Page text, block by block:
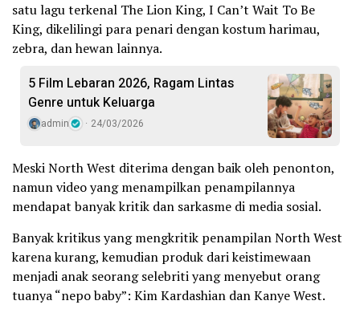
satu lagu terkenal The Lion King, I Can’t Wait To Be
King, dikelilingi para penari dengan kostum harimau,
zebra, dan hewan lainnya.
5 Film Lebaran 2026, Ragam Lintas
Genre untuk Keluarga
admin 24/03/2026
Meski North West diterima dengan baik oleh penonton,
namun video yang menampilkan penampilannya
mendapat banyak kritik dan sarkasme di media sosial.
Banyak kritikus yang mengkritik penampilan North West
karena kurang, kemudian produk dari keistimewaan
menjadi anak seorang selebriti yang menyebut orang
tuanya “nepo baby”: Kim Kardashian dan Kanye West.